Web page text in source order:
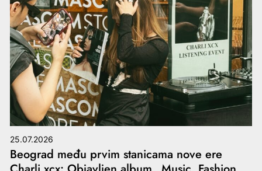
25.07.2026
Beograd među prvim stanicama nove ere